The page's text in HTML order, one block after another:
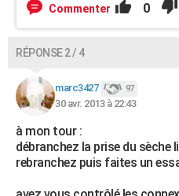
Commenter 0
RÉPONSE 2 / 4
marc3427 97
30 avr. 2013 à 22:43
à mon tour :
débranchez la prise du sèche
rebranchez puis faites un